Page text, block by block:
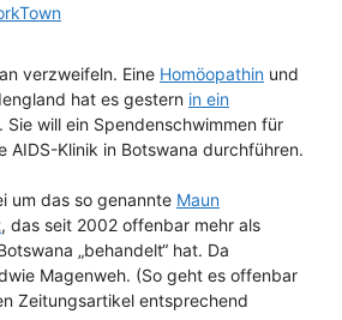
verzweifeln. Eine Homöopathin und
hat es gestern in ein
. Sie will ein Spendenschwimmen für
AIDS-Klinik in Botswana durchführen.
um das so genannte Maun
, das seit 2002 offenbar mehr als
„behandelt“ hat. Da
Magenweh. (So geht es offenbar
Zeitungsartikel entsprechend